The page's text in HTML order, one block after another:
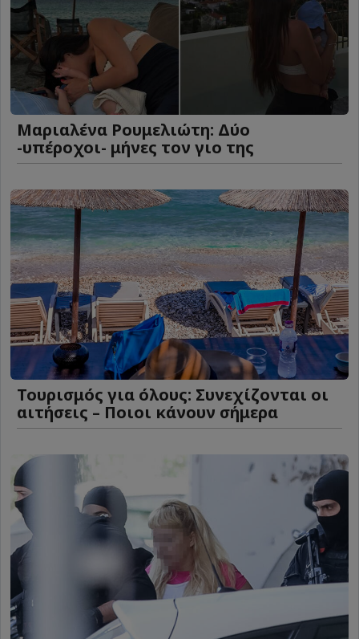
Μαριαλένα Ρουμελιώτη: Δύο
-υπέροχοι- μήνες τον γιο της
Τουρισμός για όλους: Συνεχίζονται οι
αιτήσεις – Ποιοι κάνουν σήμερα